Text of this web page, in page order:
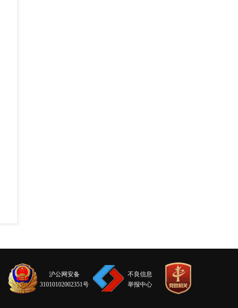
不良信息
举报中心
沪公网安备
31010102002351号